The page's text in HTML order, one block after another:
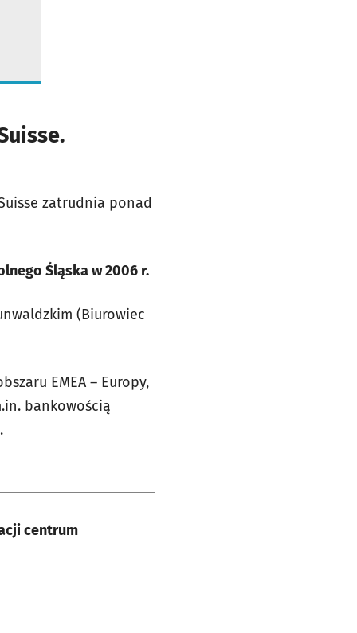
zatrudnia ponad
Śląska w 2006 r.
(Biurowiec
EMEA – Europy,
bankowością
centrum